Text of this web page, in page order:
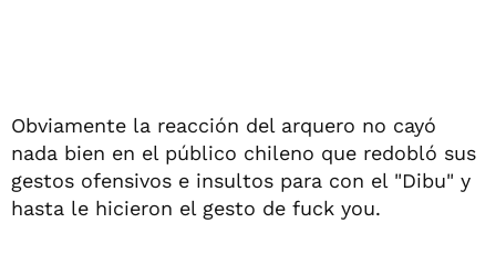
Obviamente la reacción del arquero no cayó
nada bien en el público chileno que redobló sus
gestos ofensivos e insultos para con el "Dibu" y
hasta le hicieron el gesto de fuck you.